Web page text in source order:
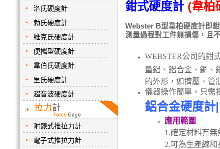
洛氏硬度計
勃氏硬度計
維克氏硬度計
便攜型硬度計
韋伯氏硬度計
里氏硬度計
超音波硬度計
附錶式推拉力計
電子式推拉力計
鉗式硬度計 (韋柏
Webster B型韋柏硬度計即
測量過程對工件無損傷，且
WEBSTER公司的鉗
量鋁、鋁合金、銅、
的外形，如擠壓、管
儀器操作簡單，只需
鋁合金硬度
應用範圍
1.確定材料有無
2.可為生產線